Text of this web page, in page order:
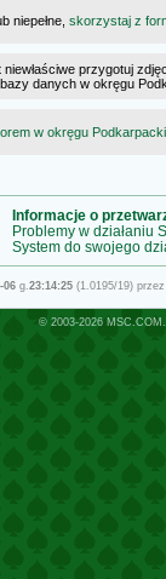
niepełne, skorzystaj z
przygotuj
danych w okręgu
w okręgu
Informacje o
Problemy w działaniu
System do swojego
06g.23:14:25(1.0195/19)
© 2003-2026